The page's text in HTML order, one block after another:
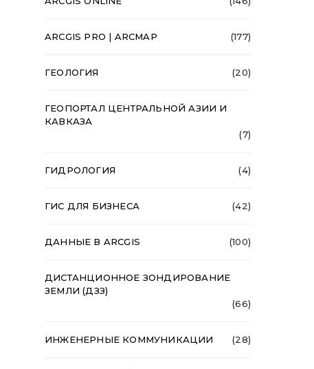
ARCGIS PRO | ARCMAP (177)
ГЕОЛОГИЯ (20)
ГЕОПОРТАЛ ЦЕНТРАЛЬНОЙ АЗИИ И
КАВКАЗА
(7)
ГИДРОЛОГИЯ (4)
ГИС ДЛЯ БИЗНЕСА (42)
ДАННЫЕ В ARCGIS (100)
ДИСТАНЦИОННОЕ ЗОНДИРОВАНИЕ
ЗЕМЛИ (ДЗЗ)
(66)
ИНЖЕНЕРНЫЕ КОММУНИКАЦИИ (28)